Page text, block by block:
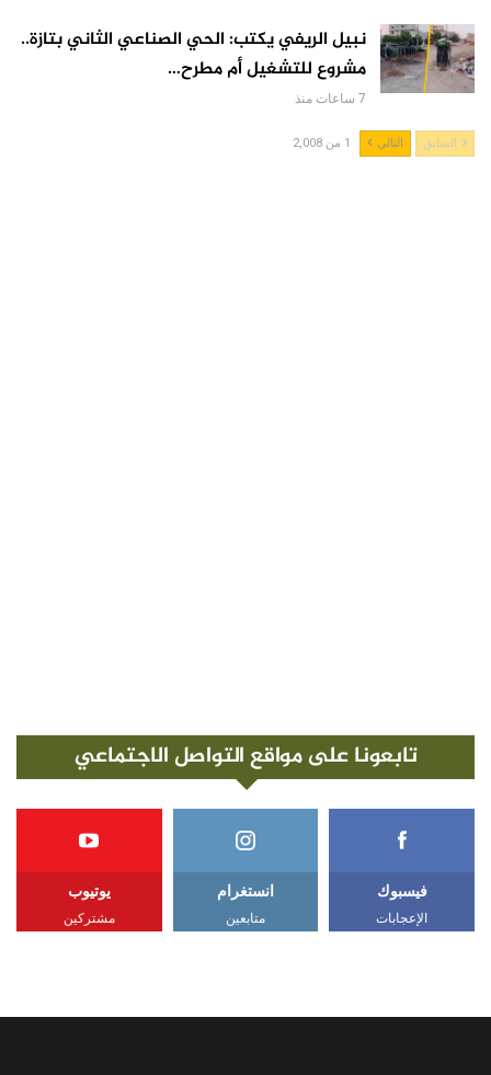
نبيل الريفي يكتب: الحي الصناعي الثاني بتازة..
مشروع للتشغيل أم مطرح…
7 ساعات منذ
السابق التالي 1 من 2,008
تابعونا على مواقع التواصل الاجتماعي
فيسبوك
الإعجابات
انستغرام
متابعين
يوتيوب
مشتركين